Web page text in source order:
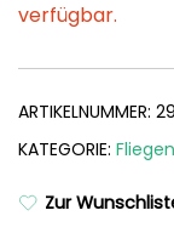
verfügbar.
ARTIKELNUMMER:
KATEGORIE:
Zur